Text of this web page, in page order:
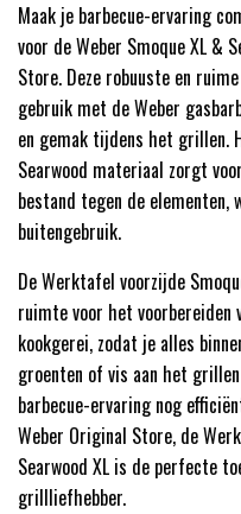
Maak je barbecue-ervaring
voor de Weber Smoque XL &
Store. Deze robuuste en
gebruik met de Weber
en gemak tijdens het grillen.
Searwood materiaal zorgt
bestand tegen de
buitengebruik.
De Werktafel voorzijde
ruimte voor het voorbereiden
kookgerei, zodat je alles
groenten of vis aan het
barbecue-ervaring nog
Weber Original Store, de
Searwood XL is de perfecte
grillliefhebber.